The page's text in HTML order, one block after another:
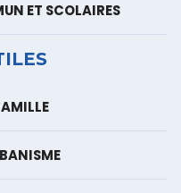
ET SCOLAIRES